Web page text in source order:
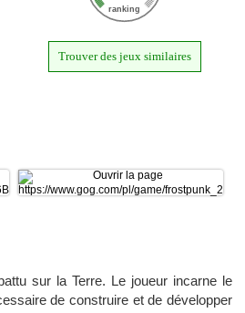
ranking
Trouver des jeux similaires
sur la Terre. Le joueur incarne le
de construire et de développer